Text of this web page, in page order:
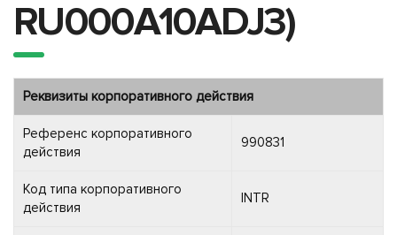
RU000A10ADJ3)
Реквизиты корпоративного действия
Референс корпоративного
действия
990831
Код типа корпоративного
действия
INTR